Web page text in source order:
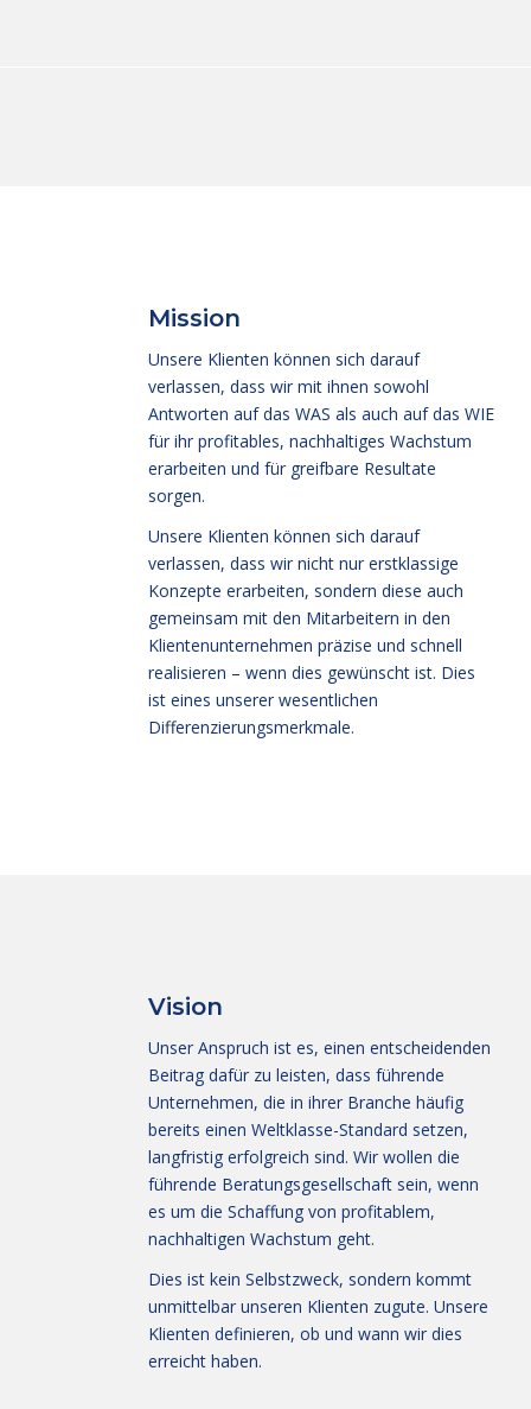
Mission
Unsere Klienten können sich darauf
verlassen, dass wir mit ihnen sowohl
Antworten auf das WAS als auch auf das WIE
für ihr profitables, nachhaltiges Wachstum
erarbeiten und für greifbare Resultate
sorgen.
Unsere Klienten können sich darauf
verlassen, dass wir nicht nur erstklassige
Konzepte erarbeiten, sondern diese auch
gemeinsam mit den Mitarbeitern in den
Klientenunternehmen präzise und schnell
realisieren – wenn dies gewünscht ist. Dies
ist eines unserer wesentlichen
Differenzierungsmerkmale.
Vision
Unser Anspruch ist es, einen entscheidenden
Beitrag dafür zu leisten, dass führende
Unternehmen, die in ihrer Branche häufig
bereits einen Weltklasse-Standard setzen,
langfristig erfolgreich sind. Wir wollen die
führende Beratungsgesellschaft sein, wenn
es um die Schaffung von profitablem,
nachhaltigen Wachstum geht.
Dies ist kein Selbstzweck, sondern kommt
unmittelbar unseren Klienten zugute. Unsere
Klienten definieren, ob und wann wir dies
erreicht haben.